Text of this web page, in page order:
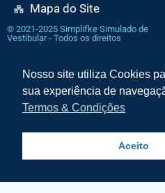
Mapa do Site
© 2021-2025 Simplifke Simulado de
Vestibular - Todos os direitos
reservados
Nosso site utiliza Cookies
sua experiência de
Termos & Condições
Aceito